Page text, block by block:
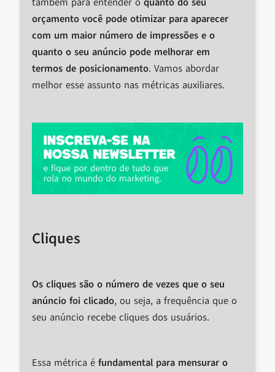
orçamento você pode otimizar para aparecer
com um maior número de impressões e o
quanto o seu anúncio pode melhorar em
termos de posicionamento. Vamos abordar
melhor esse assunto nas métricas auxiliares.
Cliques
Os cliques são o número de vezes que o seu
anúncio foi clicado, ou seja, a frequência que o
seu anúncio recebe cliques dos usuários.
Essa métrica é fundamental para mensurar o